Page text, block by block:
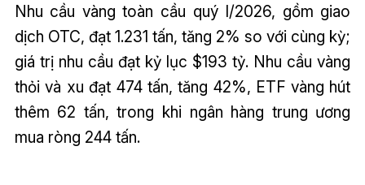
Nhu cầu vàng toàn cầu quý I/2026, gồm giao
dịch OTC, đạt 1.231 tấn, tăng 2% so với cùng kỳ;
giá trị nhu cầu đạt kỷ lục $193 tỷ. Nhu cầu vàng
thỏi và xu đạt 474 tấn, tăng 42%, ETF vàng hút
thêm 62 tấn, trong khi ngân hàng trung ương
mua ròng 244 tấn.